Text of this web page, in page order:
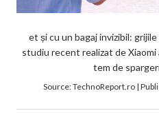
et și cu un bagaj invizibil:
studiu recent realizat de
tem de
Source:TechnoReport.ro|